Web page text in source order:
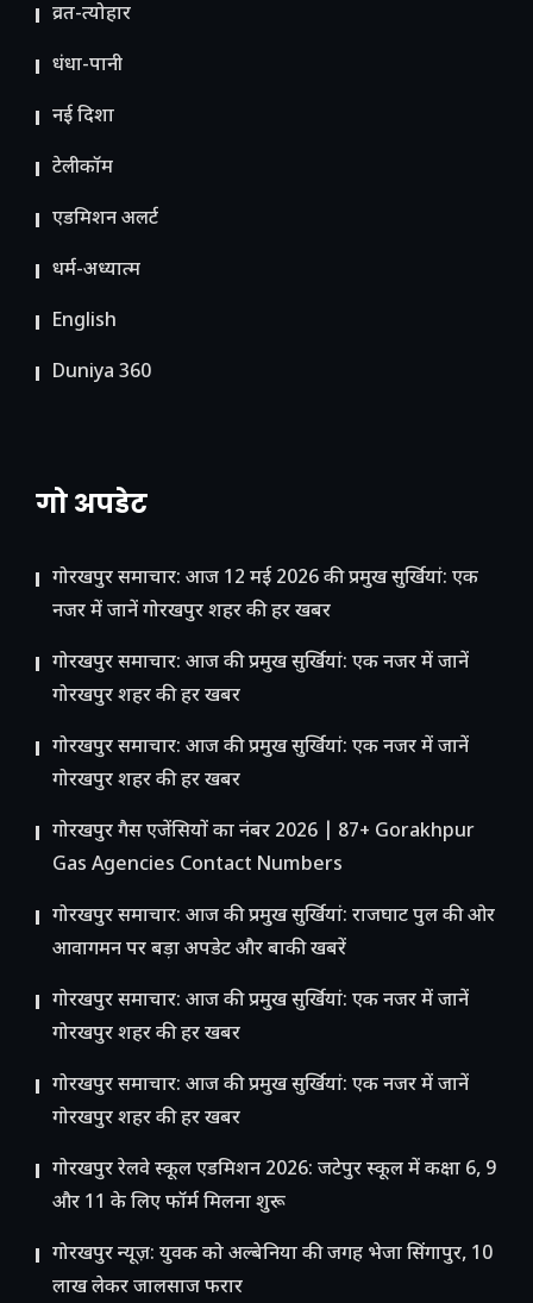
व्रत-त्योहार
धंधा-पानी
नई दिशा
टेलीकॉम
ए​डमिशन अलर्ट
धर्म-अध्यात्म
English
Duniya 360
गो अपडेट
गोरखपुर समाचार: आज 12 मई 2026 की प्रमुख सुर्खियां: एक
नजर में जानें गोरखपुर शहर की हर खबर
गोरखपुर समाचार: आज की प्रमुख सुर्खियां: एक नजर में जानें
गोरखपुर शहर की हर खबर
गोरखपुर समाचार: आज की प्रमुख सुर्खियां: एक नजर में जानें
गोरखपुर शहर की हर खबर
गोरखपुर गैस एजेंसियों का नंबर 2026 | 87+ Gorakhpur
Gas Agencies Contact Numbers
गोरखपुर समाचार: आज की प्रमुख सुर्खियां: राजघाट पुल की ओर
आवागमन पर बड़ा अपडेट और बाकी खबरें
गोरखपुर समाचार: आज की प्रमुख सुर्खियां: एक नजर में जानें
गोरखपुर शहर की हर खबर
गोरखपुर समाचार: आज की प्रमुख सुर्खियां: एक नजर में जानें
गोरखपुर शहर की हर खबर
गोरखपुर रेलवे स्कूल एडमिशन 2026: जटेपुर स्कूल में कक्षा 6, 9
और 11 के लिए फॉर्म मिलना शुरू
गोरखपुर न्यूज़: युवक को अल्बेनिया की जगह भेजा सिंगापुर, 10
लाख लेकर जालसाज फरार